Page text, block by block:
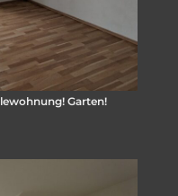
Garten!